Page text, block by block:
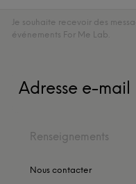
Je souhaite recevoir des
événements For Me Lab.
Renseignements
Nous contacter